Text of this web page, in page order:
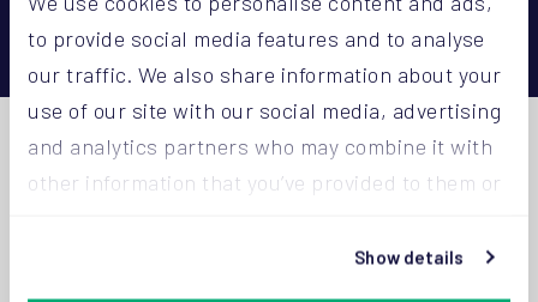
to provide social media features and to analyse
our traffic. We also share information about your
use of our site with our social media, advertising
and analytics partners who may combine it with
other information that you’ve provided to them or
Show details
Poeder vulmachine voor